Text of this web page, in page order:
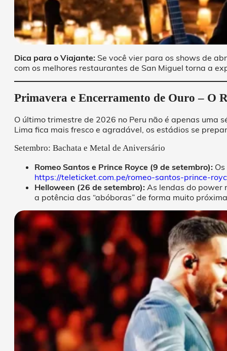
Dica para o Viajante: Se você vier para os shows de
com os melhores restaurantes de San Miguel torna a
Primavera e Encerramento de Ouro – O
O último trimestre de 2026 no Peru não é apenas uma
Lima fica mais fresco e agradável, os estádios se
Setembro: Bachata e Metal de Aniversário
Romeo Santos e Prince Royce (9 de setembro):
https://teleticket.com.pe/romeo-santos-prince-
Helloween (26 de setembro): As lendas do power
a potência das “abóboras” de forma muito